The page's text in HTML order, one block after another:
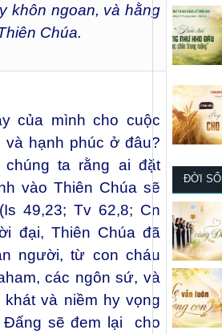
khôn ngoan, và hằng
Chúa.
của mình cho cuộc
hạnh phúc ở đâu?
ta rằng ai đặt
vào Thiên Chúa sẽ
49,23; Tv 62,8; Cn
đại, Thiên Chúa đã
người, từ con cháu
các ngôn sứ, và
và niềm hy vọng
sẽ đem lại cho
ĐỜI